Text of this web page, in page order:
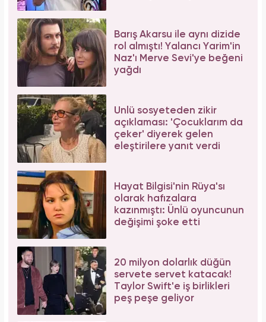
Barış Akarsu ile aynı dizide
rol almıştı! Yalancı Yarim'in
Naz'ı Merve Sevi'ye beğeni
yağdı
Ünlü sosyeteden zikir
açıklaması: 'Çocuklarım da
çeker' diyerek gelen
eleştirilere yanıt verdi
Hayat Bilgisi'nin Rüya'sı
olarak hafızalara
kazınmıştı: Ünlü oyuncunun
değişimi şoke etti
20 milyon dolarlık düğün
servete servet katacak!
Taylor Swift'e iş birlikleri
peş peşe geliyor